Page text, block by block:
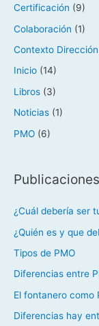
Certificación (9)
Colaboración (1)
Contexto
Inicio (14)
Libros (3)
Noticias (1)
PMO (6)
¿Cuál debería ser
¿Quién es y que
Tipos de PMO
Diferencias entre
El fontanero como
Diferencias hay